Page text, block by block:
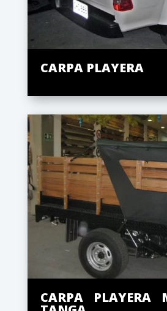
CARPA PLAYERA
CARPA PLAYERA